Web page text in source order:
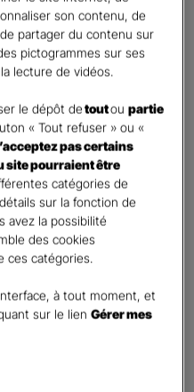
?*
Last
son contenu, de
partager du contenu sur
pictogrammes sur ses
lecture de vidéos.
le dépôt detoutoupartie
« Tout refuser » ou «
pas certains
site pourraient être
catégories de
sur la fonction de
avez la possibilité
des cookies
ces catégories.
à tout moment, et
sur le lienGérer mes